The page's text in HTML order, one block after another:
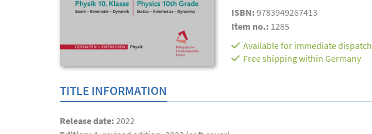
ISBN: 9783949267413
Item no.: 1285
Available for immediate dispatch
Free shipping within Germany
TITLE INFORMATION
Release date: 2022